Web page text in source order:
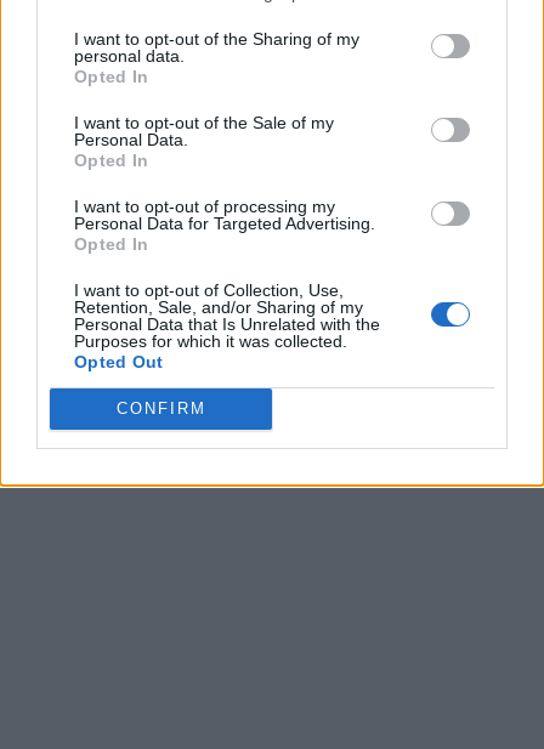
I want to opt-out of the Sharing of my
personal data.
Opted In
I want to opt-out of the Sale of my
Personal Data.
Opted In
I want to opt-out of processing my
Personal Data for Targeted Advertising.
Opted In
I want to opt-out of Collection, Use,
Retention, Sale, and/or Sharing of my
Personal Data that Is Unrelated with the
Purposes for which it was collected.
Opted Out
CONFIRM